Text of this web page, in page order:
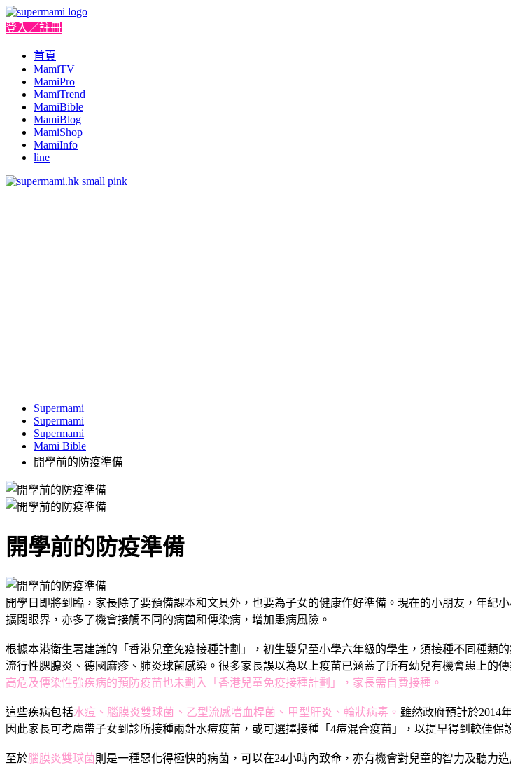
登入／註冊
首頁
MamiTV
MamiPro
MamiTrend
MamiBible
MamiBlog
MamiShop
MamiInfo
line
Supermami
Supermami
Supermami
Mami Bible
開學前的防疫準備
開學前的防疫準備
開學日即將到臨，家長除了要預備課本和文具外，也要為子女的健康作好準備。現在的小朋友，年紀
擴闊眼界，亦多了機會接觸不同的病菌和傳染病，增加患病風險。
根據本港衛生署建議的「香港兒童免疫接種計劃」，初生嬰兒至小學六年級的學生，須接種不同種類
流行性腮腺炎、德國麻疹、肺炎球菌感染。很多家長誤以為以上疫苗已涵蓋了所有幼兒有機會患上的
高危及傳染性強疾病的預防疫苗也未劃入「香港兒童免疫接種計劃」，家長需自費接種。
這些疾病包括水痘、腦膜炎雙球菌、乙型流感嗜血桿菌、甲型肝炎、輪狀病毒。 雖然政府預計於2014
因此家長可考慮帶子女到診所接種兩針水痘疫苗，或可選擇接種「4痘混合疫苗」，以提早得到較佳保
至於腦膜炎雙球菌則是一種惡化得極快的病菌，可以在24小時內致命，亦有機會對兒童的智力及聽力